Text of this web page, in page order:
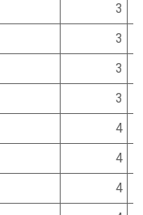
3
3
3
3
4
4
4